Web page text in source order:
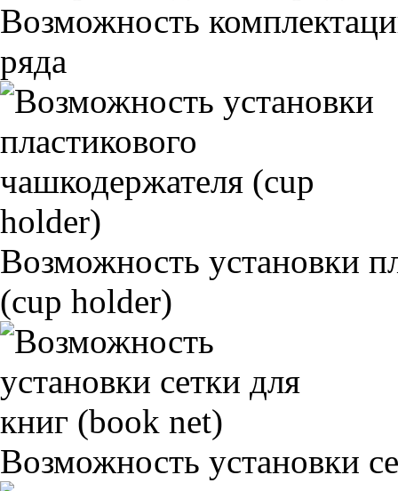
Возможность
ряда
Возможность установки
(cup holder)
Возможность установки